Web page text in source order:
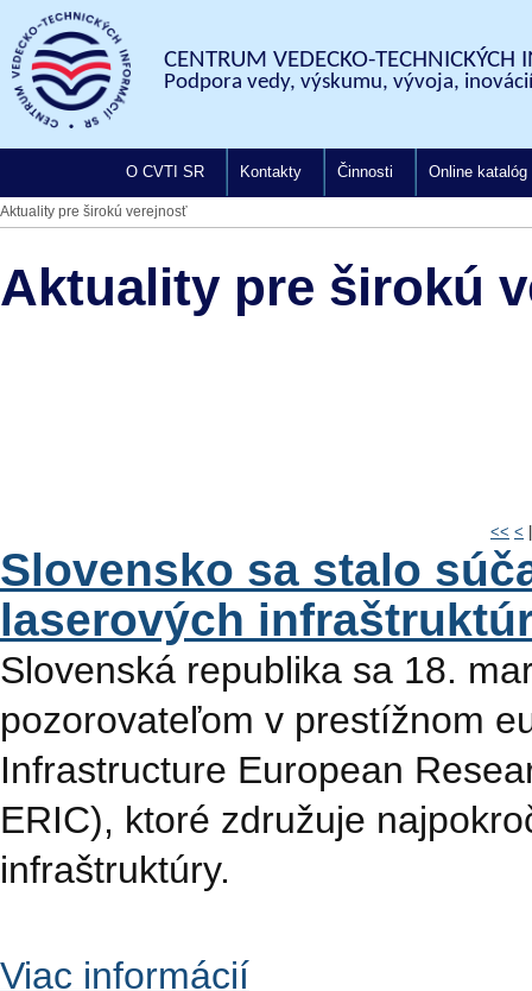
CENTRUM VEDECKO-TECHNICKÝCH
Podpora vedy, výskumu, vývoja,
O CVTI SR Kontakty Činnosti Online katalóg
Aktuality pre širokú verejnosť
Aktuality pre širokú
<< <
Slovensko sa stalo
laserových
Slovenská republika sa 18.
pozorovateľom v prestížnom
Infrastructure European
ERIC), ktoré združuje
infraštruktúry.
Viac informácií